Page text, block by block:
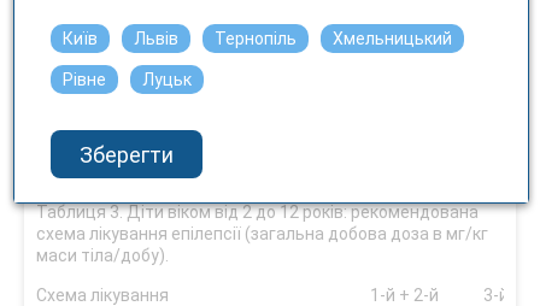
фармакокінетику ламотриджину (див. розділ «Взаємодія з
засобами та інші види взаємодій»), слід застосовувати схему
Таблиця 3. Діти віком від 2 до 12 років: рекомендована
схема лікування епілепсії (загальна добова доза в мг/кг
маси тіла/добу).
Схема лікування
1-й + 2-й
3-й +
Київ Львів Тернопіль Хмельницький
Рівне Луцьк
Зберегти